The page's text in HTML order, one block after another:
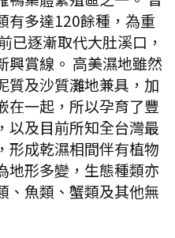
有多達120餘種，為重
已逐漸取代大肚溪口，
興賞線。 高美濕地雖然
質及沙質灘地兼具，加
在一起，所以孕育了豐
以及目前所知全台灣最
形成乾濕相間伴有植物
地形多變，生態種類亦
、魚類、蟹類及其他無